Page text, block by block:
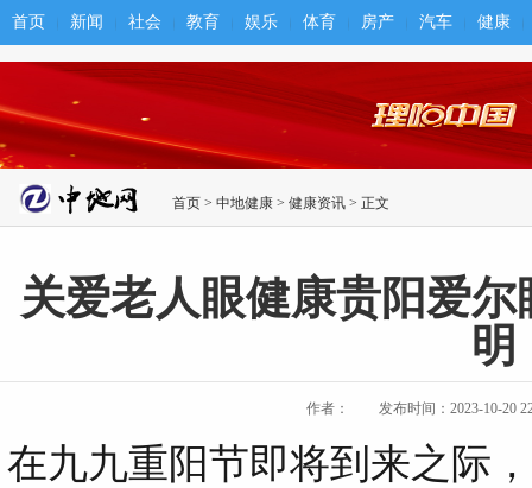
首页 新闻 社会 教育 娱乐 体育 房产 汽车 健康
首页 > 中地健康 > 健康资讯 > 正文
关爱老人眼健康贵阳爱
明
作者： 发布时间：2023-10-20
在九九重阳节即将到来之际